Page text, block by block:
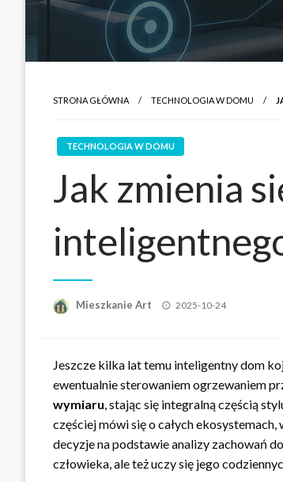
STRONA GŁÓWNA TECHNOLOGIA W DOMU
TECHNOLOGIA W DOMU
Jak zmienia
Mieszkanie Art
Opublikowane
2025-10-24
Jeszcze kilka lat temu inteligentny dom
ewentualnie sterowaniem ogrzewaniem
wymiaru, stając się integralną częścią
częściej mówi się o całych
decyzje na podstawie analizy zachowań
człowieka, ale też uczy się jego